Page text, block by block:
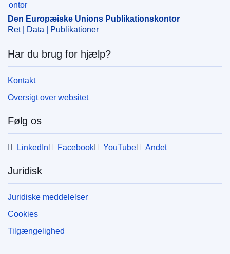
Den Europæiske Unions Publikationskontor
Ret | Data | Publikationer
Har du brug for hjælp?
Kontakt
Oversigt over websitet
Følg os
LinkedIn Facebook YouTube Andet
Juridisk
Juridiske meddelelser
Cookies
Tilgængelighed